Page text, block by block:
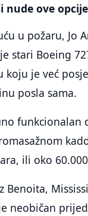
ove
u požaru, Jo
stari Boeing
je već
posla sama.
funkcionalan
ili oko
Benoita,
neobičan